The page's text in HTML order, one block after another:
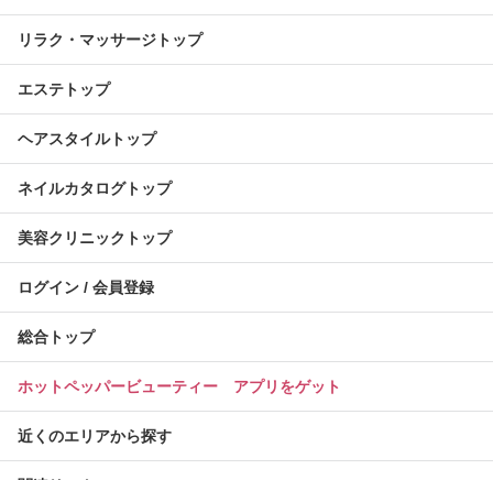
リラク・マッサージトップ
エステトップ
ヘアスタイルトップ
ネイルカタログトップ
美容クリニックトップ
ログイン / 会員登録
総合トップ
ホットペッパービューティー アプリをゲット
近くのエリアから探す